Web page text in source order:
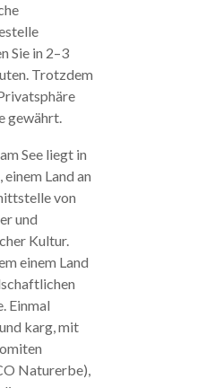
Sie in 2–3
Trotzdem
gewährt.
See liegt in
Land an
von
und
Kultur.
einem Land
Einmal
karg, mit
Naturerbe),